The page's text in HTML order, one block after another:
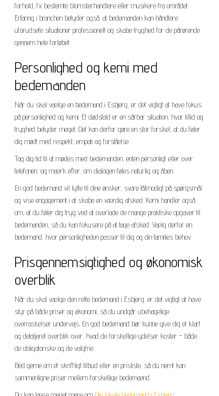
forhold, fx bestemte blomsterhandlere eller musikere fra området.
Erfaring i branchen betyder også, at bedemanden kan håndtere
uforudsete situationer professionelt og skabe tryghed for de pårørende
gennem hele forløbet.
Personlighed og kemi med
bedemanden
Når du skal vælge en bedemand i Esbjerg, er det vigtigt at have fokus
på personlighed og kemi. Et dødsfald er en sårbar situation, hvor tillid og
tryghed betyder meget. Det kan derfor gøre en stor forskel, at du føler
dig mødt med respekt, empati og forståelse.
Tag dig tid til at mødes med bedemanden, enten personligt eller over
telefonen, og mærk efter, om dialogen føles naturlig og åben.
En god bedemand vil lytte til dine ønsker, svare tålmodigt på spørgsmål
og vise engagement i at skabe en værdig afsked. Kemi handler også
om, at du føler dig tryg ved at overlade de mange praktiske opgaver til
bedemanden, så du kan fokusere på at tage afsked. Vælg derfor en
bedemand, hvor personligheden passer til dig og din families behov.
Prisgennemsigtighed og økonomisk
overblik
Når du skal vælge den rette bedemand i Esbjerg, er det vigtigt at have
styr på både priser og økonomi, så du undgår ubehagelige
overraskelser undervejs. En god bedemand bør kunne give dig et klart
og detaljeret overblik over, hvad de forskellige ydelser koster – både
de obligatoriske og de valgfrie.
Bed gerne om et skriftligt tilbud eller en prisliste, så du nemt kan
sammenligne priser mellem forskellige bedemænd.